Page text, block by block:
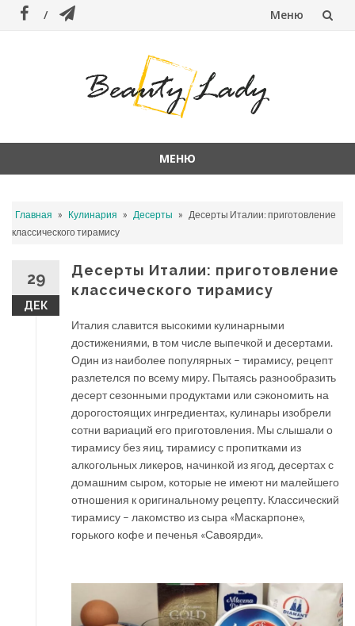
Меню
МЕНЮ
содержанию
Главная » Кулинария » Десерты » Десерты Италии: приготовление
классического тирамису
29
ДЕК
Десерты Италии: приготовление
классического тирамису
Италия славится высокими кулинарными
достижениями, в том числе выпечкой и десертами.
Один из наиболее популярных – тирамису, рецепт
разлетелся по всему миру. Пытаясь разнообразить
десерт сезонными продуктами или сэкономить на
дорогостоящих ингредиентах, кулинары изобрели
сотни вариаций его приготовления. Мы слышали о
тирамису без яиц, тирамису с пропитками из
алкогольных ликеров, начинкой из ягод, десертах с
домашним сыром, которые не имеют ни малейшего
отношения к оригинальному рецепту. Классический
тирамису – лакомство из сыра «Маскарпоне»,
горького кофе и печенья «Савоярди».